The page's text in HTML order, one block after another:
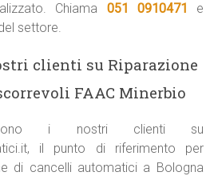
Chiama 051 0910471 e
settore.
clienti su Riparazione
FAAC Minerbio
i nostri clienti su
il punto di riferimento per
di cancelli automatici a Bologna